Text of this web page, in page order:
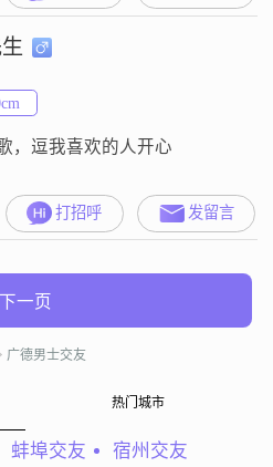
，逗我喜欢的人开心
打招呼 发留言
下一页
广德男士交友
热门城市
蚌埠交友 宿州交友